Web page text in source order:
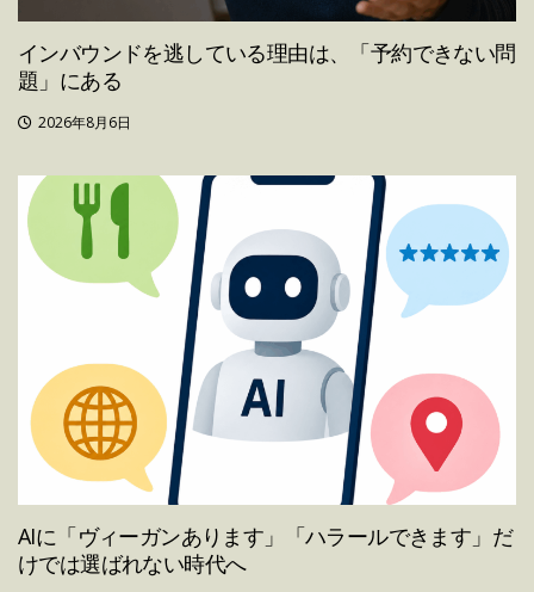
インバウンドを逃している理由は、「予約できない問
題」にある
2026年8月6日
AIに「ヴィーガンあります」「ハラールできます」だ
けでは選ばれない時代へ